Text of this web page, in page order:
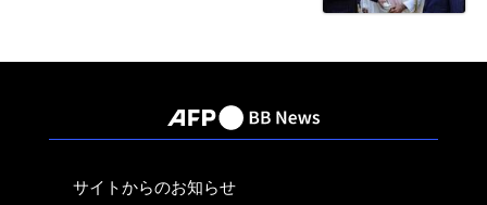
サイトからのお知らせ